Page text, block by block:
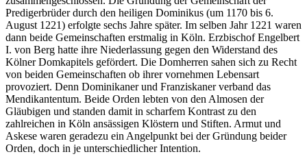
Predigerbrüder durch den heiligen Dominikus (um 1170 bis 6.
August 1221) erfolgte sechs Jahre später. Im selben Jahr 1221 waren
dann beide Gemeinschaften erstmalig in Köln. Erzbischof Engelbert
I. von Berg hatte ihre Niederlassung gegen den Widerstand des
Kölner Domkapitels gefördert. Die Domherren sahen sich zu Recht
von beiden Gemeinschaften ob ihrer vornehmen Lebensart
provoziert. Denn Dominikaner und Franziskaner verband das
Mendikantentum. Beide Orden lebten von den Almosen der
Gläubigen und standen damit in scharfem Kontrast zu den
zahlreichen in Köln ansässigen Klöstern und Stiften. Armut und
Askese waren geradezu ein Angelpunkt bei der Gründung beider
Orden, doch in je unterschiedlicher Intention.